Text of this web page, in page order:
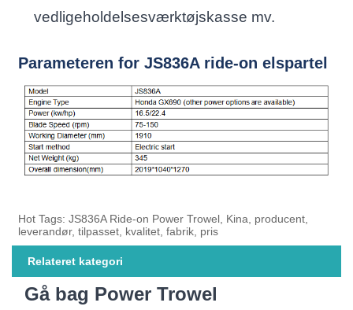
vedligeholdelsesværktøjskasse mv.
Parameteren for JS836A ride-on elspartel
Hot Tags: JS836A Ride-on Power Trowel, Kina, producent,
leverandør, tilpasset, kvalitet, fabrik, pris
Relateret kategori
Gå bag Power Trowel